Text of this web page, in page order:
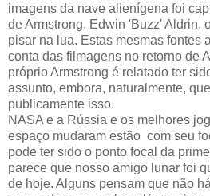
imagens da nave alienígena foi
de Armstrong, Edwin 'Buzz' Aldrin,
pisar na lua. Estas mesmas fontes
conta das filmagens no retorno de
próprio Armstrong é relatado ter
assunto, embora, naturalmente,
publicamente isso.
NASA e a Rússia e os melhores
espaço mudaram estão com seu
pode ter sido o ponto focal da
parece que nosso amigo lunar foi
de hoje. Alguns pensam que não